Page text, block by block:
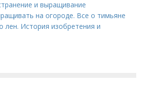
и выращивание
на огороде. Все о тимьяне
лен. История изобретения и